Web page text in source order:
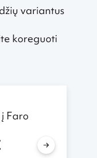
variantus
koreguoti
Faro